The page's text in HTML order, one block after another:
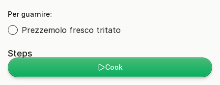
Per guarnire:
Prezzemolo fresco tritato
Steps
Cook